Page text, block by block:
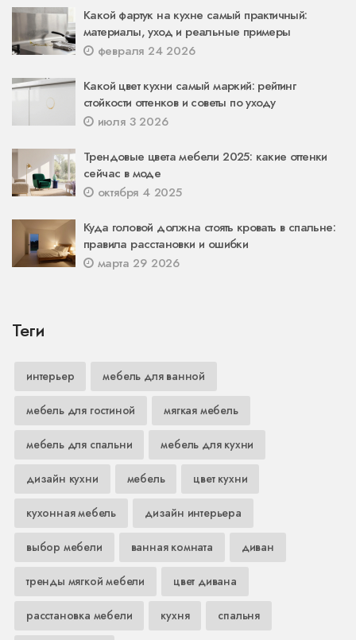
Какой фартук на кухне самый практичный:
материалы, уход и реальные примеры
февраля 24 2026
Какой цвет кухни самый маркий: рейтинг
стойкости оттенков и советы по уходу
июля 3 2026
Трендовые цвета мебели 2025: какие оттенки
сейчас в моде
октября 4 2025
Куда головой должна стоять кровать в спальне:
правила расстановки и ошибки
марта 29 2026
Теги
интерьер мебель для ванной
мебель для гостиной мягкая мебель
мебель для спальни мебель для кухни
дизайн кухни мебель цвет кухни
кухонная мебель дизайн интерьера
выбор мебели ванная комната диван
тренды мягкой мебели цвет дивана
расстановка мебели кухня спальня